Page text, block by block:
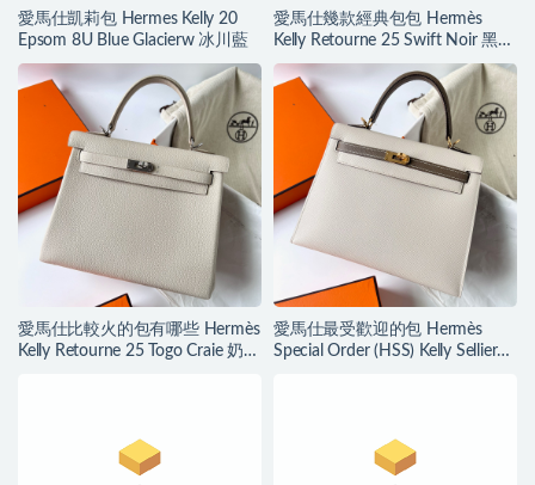
愛馬仕凱莉包 Hermes Kelly 20
Epsom 8U Blue Glacierw 冰川藍
愛馬仕幾款經典包包 Hermès
Kelly Retourne 25 Swift Noir 黑色
Golden Hardware
愛馬仕比較火的包有哪些 Hermès
Kelly Retourne 25 Togo Craie 奶昔
愛馬仕最受歡迎的包 Hermès
Special Order (HSS) Kelly Sellier